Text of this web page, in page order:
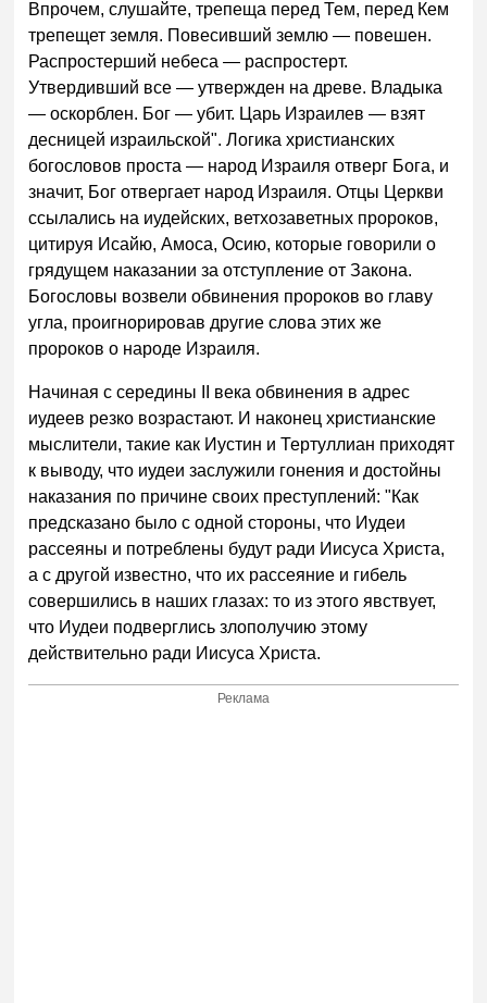
Впрочем, слушайте, трепеща перед Тем, перед Кем
трепещет земля. Повесивший землю — повешен.
Распростерший небеса — распростерт.
Утвердивший все — утвержден на древе. Владыка
— оскорблен. Бог — убит. Царь Израилев — взят
десницей израильской". Логика христианских
богословов проста — народ Израиля отверг Бога, и
значит, Бог отвергает народ Израиля. Отцы Церкви
ссылались на иудейских, ветхозаветных пророков,
цитируя Исайю, Амоса, Осию, которые говорили о
грядущем наказании за отступление от Закона.
Богословы возвели обвинения пророков во главу
угла, проигнорировав другие слова этих же
пророков о народе Израиля.
Начиная с середины II века обвинения в адрес
иудеев резко возрастают. И наконец христианские
мыслители, такие как Иустин и Тертуллиан приходят
к выводу, что иудеи заслужили гонения и достойны
наказания по причине своих преступлений: "Как
предсказано было с одной стороны, что Иудеи
рассеяны и потреблены будут ради Иисуса Христа,
а с другой известно, что их рассеяние и гибель
совершились в наших глазах: то из этого явствует,
что Иудеи подверглись злополучию этому
действительно ради Иисуса Христа.
Реклама